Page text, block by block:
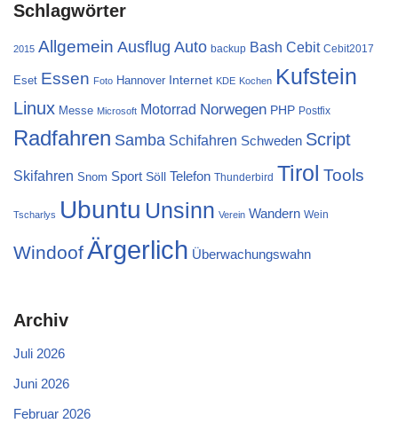
Schlagwörter
2015 Allgemein Ausflug Auto backup Bash Cebit Cebit2017
Eset Essen Foto Hannover Internet KDE Kochen Kufstein
Linux Messe Microsoft Motorrad Norwegen PHP Postfix
Radfahren Samba Schifahren Schweden Script
Skifahren Snom Sport Söll Telefon Thunderbird Tirol Tools
Tscharlys Ubuntu Unsinn Verein Wandern Wein
WindoofÄrgerlich Überwachungswahn
Archiv
Juli 2026
Juni 2026
Februar 2026